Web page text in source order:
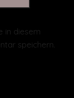
in diesem
speichern.